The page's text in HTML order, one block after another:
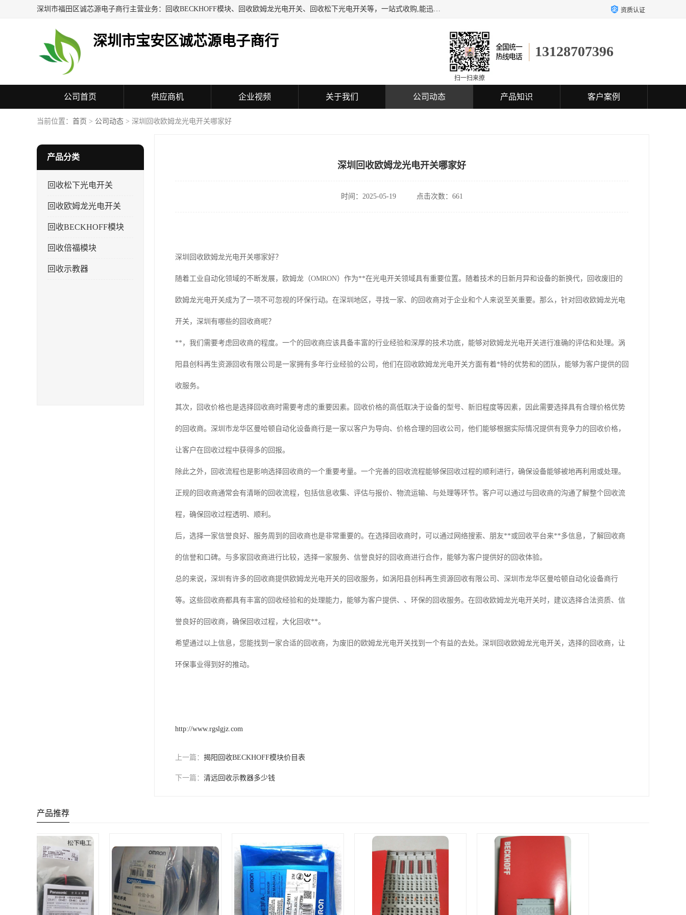
深圳市福田区诚芯源电子商行主营业务：回收BECKHOFF模块、回收欧姆龙光电开关、回收松下光电开关等，一站式收购,能迅速便捷为客户消化库存、减少仓储、回笼资金，我们交易灵活方便，现金支付，价格优势合理，热情欢迎有库存需要处理的客户。 资质认证
深圳市宝安区诚芯源电子商行
13128707396
扫一扫来撩
公司首页 供应商机 企业视频 关于我们 公司动态 产品知识 客户案例
联系方式
当前位置： 首页 > 公司动态 > 深圳回收欧姆龙光电开关哪家好
产品分类
回收松下光电开关
回收欧姆龙光电开关
回收BECKHOFF模块
回收倍福模块
回收示教器
深圳回收欧姆龙光电开关哪家好
时间：2025-05-19 点击次数：661
深圳回收欧姆龙光电开关哪家好？
随着工业自动化领域的不断发展，欧姆龙（OMRON）作为**在光电开关领域具有重要位置。随着技术的日新月异和设备的新换代，回收废旧的
欧姆龙光电开关成为了一项不可忽视的环保行动。在深圳地区，寻找一家、的回收商对于企业和个人来说至关重要。那么，针对回收欧姆龙光电
开关，深圳有哪些的回收商呢？
**，我们需要考虑回收商的程度。一个的回收商应该具备丰富的行业经验和深厚的技术功底，能够对欧姆龙光电开关进行准确的评估和处理。涡
阳县创科再生资源回收有限公司是一家拥有多年行业经验的公司，他们在回收欧姆龙光电开关方面有着*特的优势和的团队，能够为客户提供的回
收服务。
其次，回收价格也是选择回收商时需要考虑的重要因素。回收价格的高低取决于设备的型号、新旧程度等因素，因此需要选择具有合理价格优势
的回收商。深圳市龙华区曼哈顿自动化设备商行是一家以客户为导向、价格合理的回收公司，他们能够根据实际情况提供有竞争力的回收价格，
让客户在回收过程中获得多的回报。
除此之外，回收流程也是影响选择回收商的一个重要考量。一个完善的回收流程能够保回收过程的顺利进行，确保设备能够被地再利用或处理。
正规的回收商通常会有清晰的回收流程，包括信息收集、评估与报价、物流运输、与处理等环节。客户可以通过与回收商的沟通了解整个回收流
程，确保回收过程透明、顺利。
后，选择一家信誉良好、服务周到的回收商也是非常重要的。在选择回收商时，可以通过网络搜索、朋友**或回收平台来**多信息，了解回收商
的信誉和口碑。与多家回收商进行比较，选择一家服务、信誉良好的回收商进行合作，能够为客户提供好的回收体验。
总的来说，深圳有许多的回收商提供欧姆龙光电开关的回收服务，如涡阳县创科再生资源回收有限公司、深圳市龙华区曼哈顿自动化设备商行
等。这些回收商都具有丰富的回收经验和的处理能力，能够为客户提供、、环保的回收服务。在回收欧姆龙光电开关时，建议选择合法资质、信
誉良好的回收商，确保回收过程，大化回收**。
希望通过以上信息，您能找到一家合适的回收商，为废旧的欧姆龙光电开关找到一个有益的去处。深圳回收欧姆龙光电开关，选择的回收商，让
环保事业得到好的推动。
http://www.rgslgjz.com
上一篇： 揭阳回收BECKHOFF模块价目表
下一篇： 清远回收示教器多少钱
产品推荐